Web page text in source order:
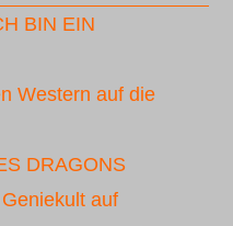
BIN EIN
Western auf die
DRAGONS
auf